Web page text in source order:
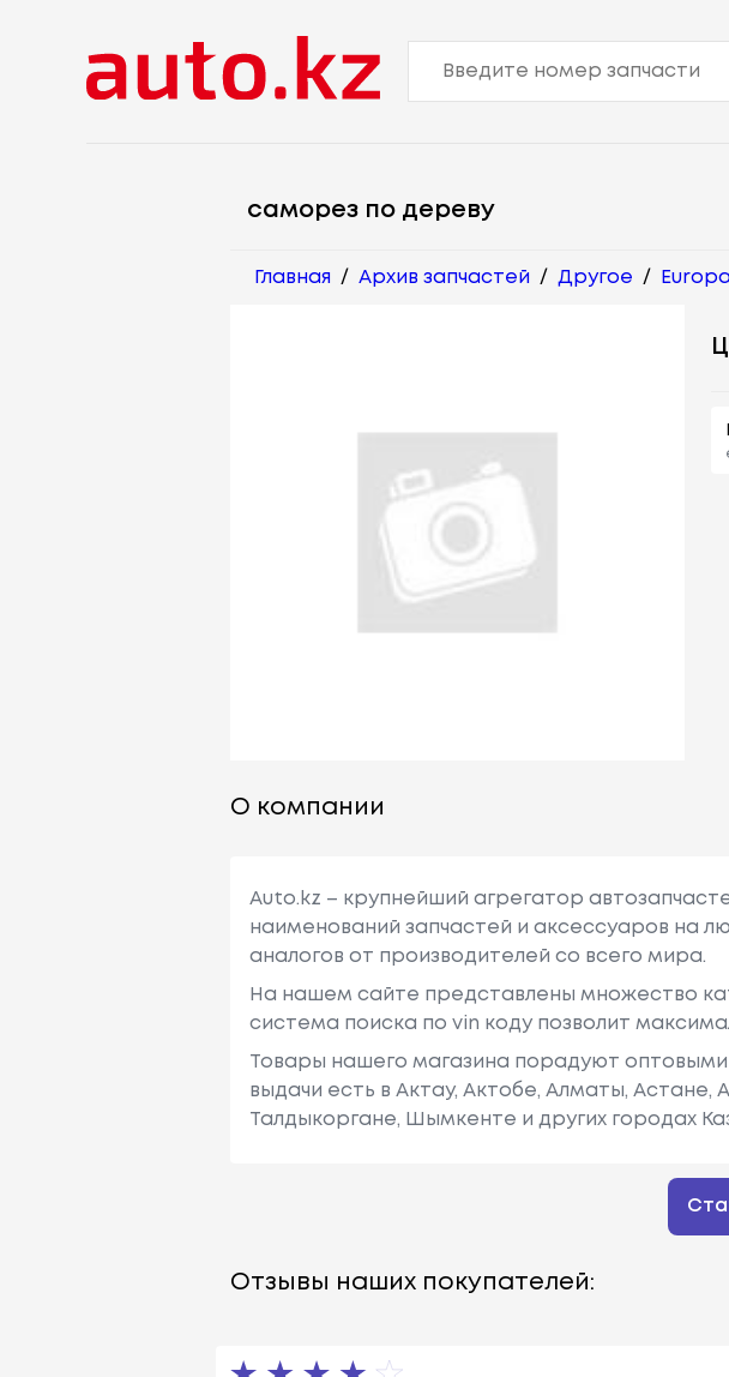
саморез по дереву
Главная / Архив запчастей / Другое /
О компании
Auto.kz – крупнейший агрегатор
наименований запчастей и аксессуаров на
аналогов от производителей со всего мира.
На нашем сайте представлены множество
система поиска по vin коду позволит
Товары нашего магазина порадуют
выдачи есть в Актау, Актобе, Алматы, Астане,
Талдыкоргане, Шымкенте и других городах
Отзывы наших покупателей: